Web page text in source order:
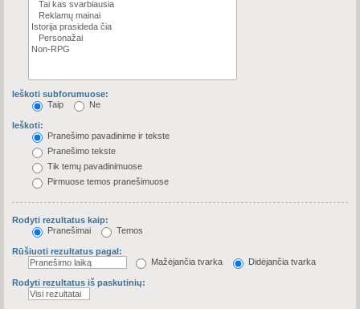
Ieškoti subforumuose:
Taip
Ne
Ieškoti:
Pranešimo pavadinime ir tekste
Pranešimo tekste
Tik temų pavadinimuose
Pirmuose temos pranešimuose
Rodyti rezultatus kaip:
Pranešimai
Temos
Rūšiuoti rezultatus pagal:
Mažėjančia tvarka
Didėjančia tvarka
Rodyti rezultatus iš paskutinių: